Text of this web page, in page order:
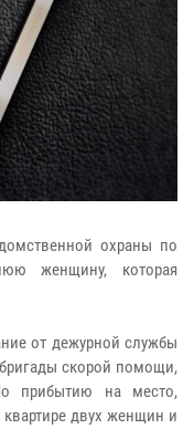
охраны по
женщину, которая
от дежурной службы
скорой помощи,
прибытию на место,
двух женщин и